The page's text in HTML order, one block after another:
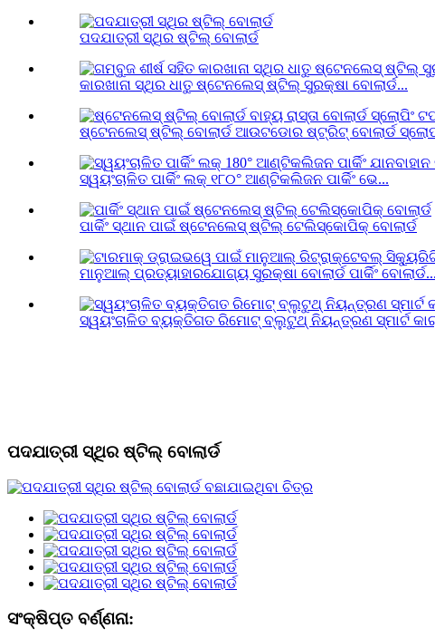
ପଦଯାତ୍ରୀ ସ୍ଥିର ଷ୍ଟିଲ୍ ବୋଲାର୍ଡ
କାରଖାନା ସ୍ଥିର ଧାତୁ ଷ୍ଟେନଲେସ୍ ଷ୍ଟିଲ୍ ସୁରକ୍ଷା ବୋଲାର୍ଡ...
ଷ୍ଟେନଲେସ୍ ଷ୍ଟିଲ୍ ବୋଲାର୍ଡ ଆଉଟଡୋର ​​ଷ୍ଟ୍ରିଟ୍ ବୋଲାର୍ଡ
ସ୍ୱୟଂଚାଳିତ ପାର୍କିଂ ଲକ୍ ୧୮୦° ଆଣ୍ଟିକଲିଜନ ପାର୍କିଂ ଭେ...
ପାର୍କିଂ ସ୍ଥାନ ପାଇଁ ଷ୍ଟେନଲେସ୍ ଷ୍ଟିଲ୍ ଟେଲିସ୍କୋପିକ୍ ବୋଲାର୍ଡ
ମାନୁଆଲ୍ ପ୍ରତ୍ୟାହାରଯୋଗ୍ୟ ସୁରକ୍ଷା ବୋଲାର୍ଡ ପାର୍କିଂ ବୋଲାର୍ଡ...
ସ୍ୱୟଂଚାଳିତ ବ୍ୟକ୍ତିଗତ ରିମୋଟ୍ ବ୍ଲୁଟୁଥ୍ ନିୟନ୍ତ୍ରଣ ସ୍ମାର୍ଟ
ପଦଯାତ୍ରୀ ସ୍ଥିର ଷ୍ଟିଲ୍ ବୋଲାର୍ଡ
ସଂକ୍ଷିପ୍ତ ବର୍ଣ୍ଣନା: